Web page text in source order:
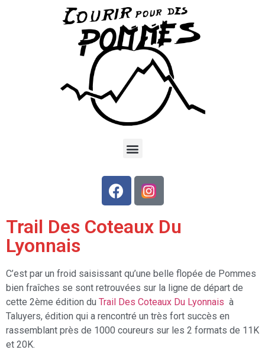
Trail Des Coteaux Du
Lyonnais
C’est par un froid saisissant qu’une belle flopée de Pommes
bien fraîches se sont retrouvées sur la ligne de départ de
cette 2ème édition du Trail Des Coteaux Du Lyonnais à
Taluyers, édition qui a rencontré un très fort succès en
rassemblant près de 1000 coureurs sur les 2 formats de 11K
et 20K.